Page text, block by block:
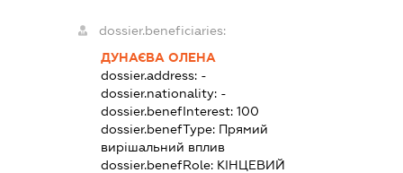
dossier.beneficiaries:
ДУНАЄВА ОЛЕНА
dossier.address: -
dossier.nationality: -
dossier.benefInterest: 100
dossier.benefType: Прямий
вирішальний вплив
dossier.benefRole: КІНЦЕВИЙ